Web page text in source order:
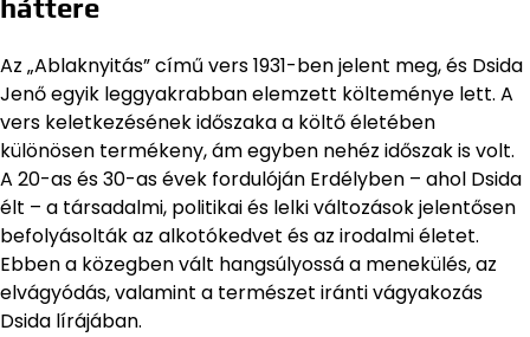
háttere
Az „Ablaknyitás” című vers 1931-ben jelent meg, és Dsida
Jenő egyik leggyakrabban elemzett költeménye lett. A
vers keletkezésének időszaka a költő életében
különösen termékeny, ám egyben nehéz időszak is volt.
A 20-as és 30-as évek fordulóján Erdélyben – ahol Dsida
élt – a társadalmi, politikai és lelki változások jelentősen
befolyásolták az alkotókedvet és az irodalmi életet.
Ebben a közegben vált hangsúlyossá a menekülés, az
elvágyódás, valamint a természet iránti vágyakozás
Dsida lírájában.